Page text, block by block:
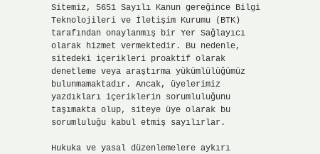
Sitemiz, 5651 Sayılı Kanun gereğince Bilgi
Teknolojileri ve İletişim Kurumu (BTK)
tarafından onaylanmış bir Yer Sağlayıcı
olarak hizmet vermektedir. Bu nedenle,
sitedeki içerikleri proaktif olarak
denetleme veya araştırma yükümlülüğümüz
bulunmamaktadır. Ancak, üyelerimiz
yazdıkları içeriklerin sorumluluğunu
taşımakta olup, siteye üye olarak bu
sorumluluğu kabul etmiş sayılırlar.
Hukuka ve yasal düzenlemelere aykırı